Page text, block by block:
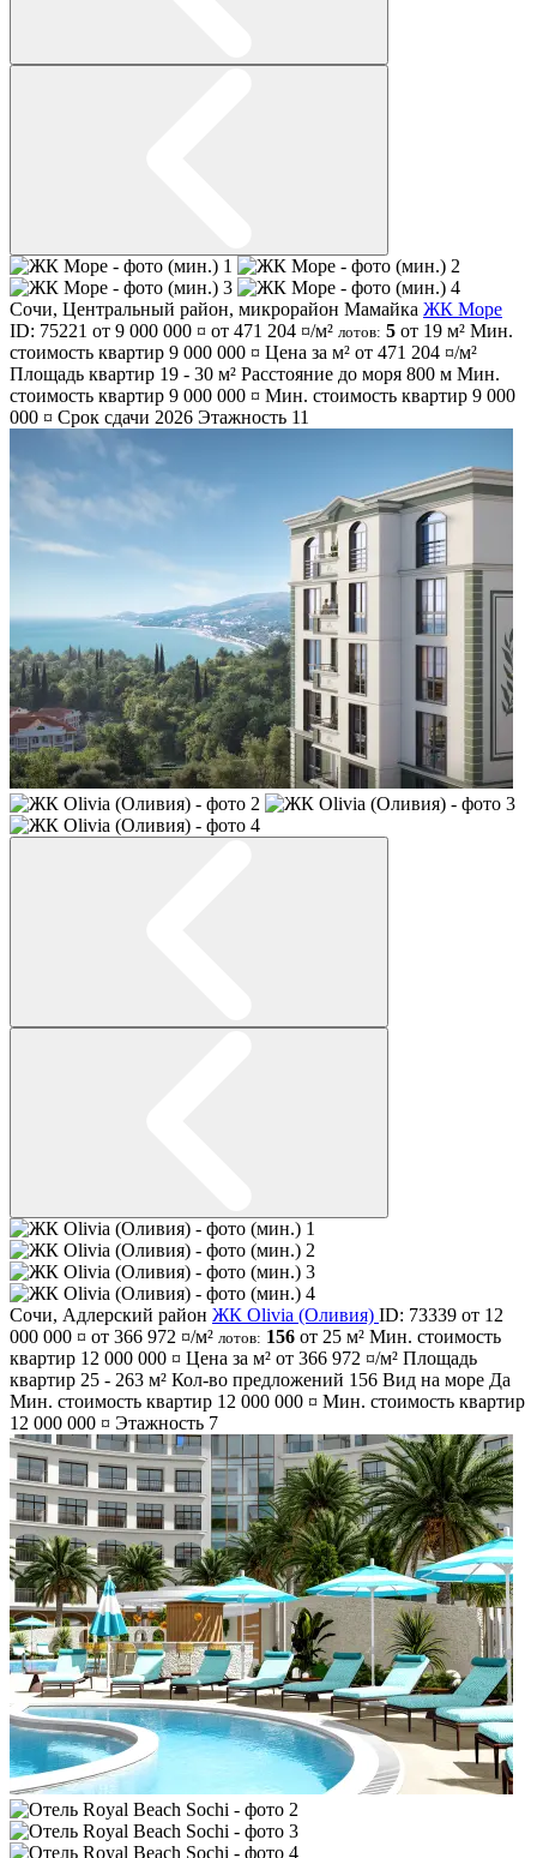
Сочи, Центральный район, микрорайон Мамайка ЖК Море
ID: 75221 от 9 000 000 ¤ от 471 204 ¤/м² лотов: 5 от 19 м² Мин.
стоимость квартир 9 000 000 ¤ Цена за м² от 471 204 ¤/м²
Площадь квартир 19 - 30 м² Расстояние до моря 800 м Мин.
стоимость квартир 9 000 000 ¤ Мин. стоимость квартир 9 000
000 ¤ Срок сдачи 2026 Этажность 11
Сочи, Адлерский район ЖК Olivia (Оливия) ID: 73339 от 12
000 000 ¤ от 366 972 ¤/м² лотов: 156 от 25 м² Мин. стоимость
квартир 12 000 000 ¤ Цена за м² от 366 972 ¤/м² Площадь
квартир 25 - 263 м² Кол-во предложений 156 Вид на море Да
Мин. стоимость квартир 12 000 000 ¤ Мин. стоимость квартир
12 000 000 ¤ Этажность 7